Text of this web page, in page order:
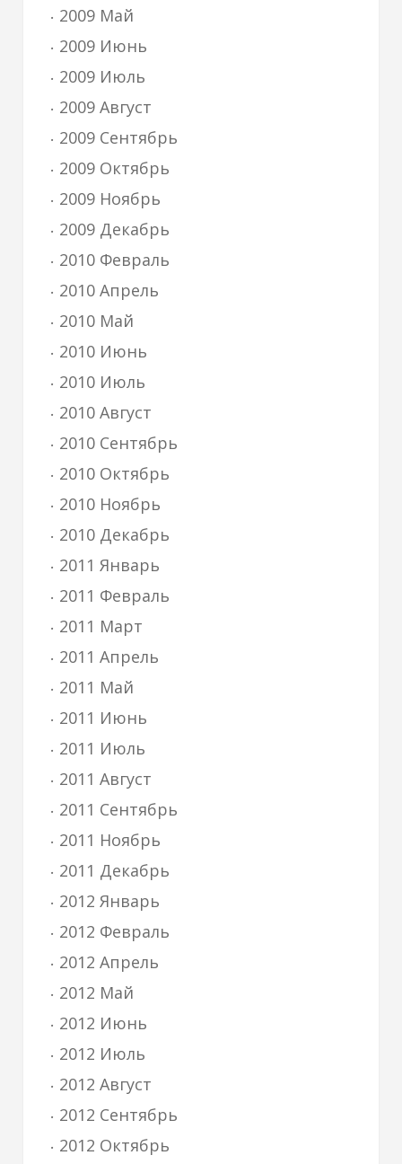
2009 Май
2009 Июнь
2009 Июль
2009 Август
2009 Сентябрь
2009 Октябрь
2009 Ноябрь
2009 Декабрь
2010 Февраль
2010 Апрель
2010 Май
2010 Июнь
2010 Июль
2010 Август
2010 Сентябрь
2010 Октябрь
2010 Ноябрь
2010 Декабрь
2011 Январь
2011 Февраль
2011 Март
2011 Апрель
2011 Май
2011 Июнь
2011 Июль
2011 Август
2011 Сентябрь
2011 Ноябрь
2011 Декабрь
2012 Январь
2012 Февраль
2012 Апрель
2012 Май
2012 Июнь
2012 Июль
2012 Август
2012 Сентябрь
2012 Октябрь